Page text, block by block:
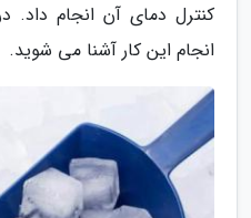
انجام این کار آشنا می شوید.